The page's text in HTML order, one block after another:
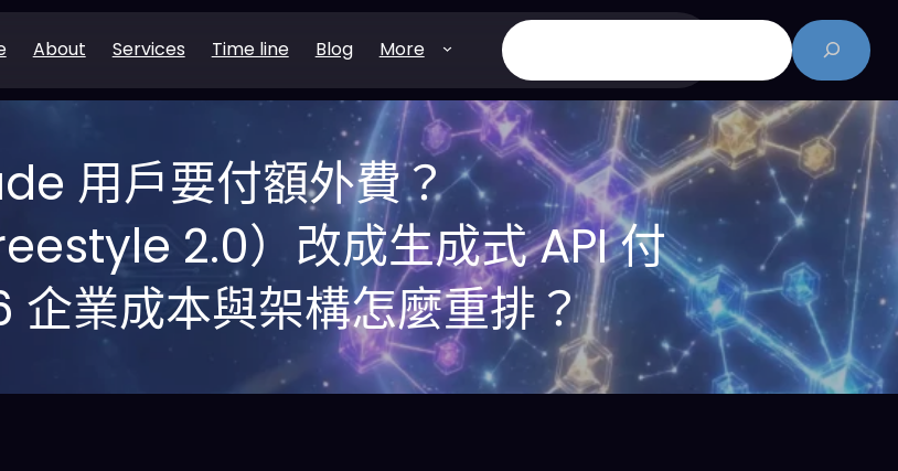
About Services Time line Blog More
搜
尋
用戶要付額外費？
2.0）改成生成式 API 付
企業成本與架構怎麼重排？